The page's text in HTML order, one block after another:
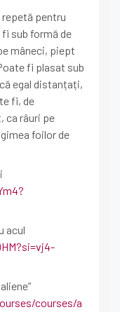
repetă pentru
sub formă de
mâneci, piept
fi plasat sub
egal distanțați,
fi, de
ca râuri pe
foilor de
acul
courses/a